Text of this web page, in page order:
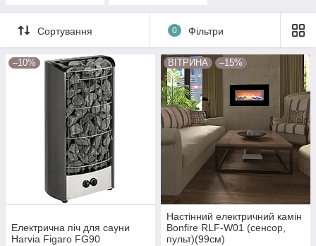
Сортування 0 Фільтри
–10%
Електрична піч для сауни
Harvia Figaro FG90
ВІТРИНА –15%
Настінний електричний камін
Bonfire RLF-W01 (сенсор,
пульт)(99см)